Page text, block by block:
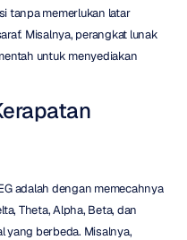
tanpa memerlukan latar
Misalnya, perangkat lunak
untuk menyediakan
adalah dengan memecahnya
Theta, Alpha, Beta, dan
yang berbeda. Misalnya,